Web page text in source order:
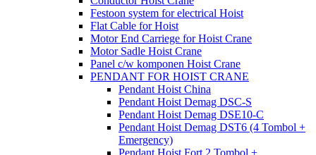
Festoon system for electrical Hoist
Flat Cable for Hoist
Motor End Carriege for Hoist Crane
Motor Sadle Hoist Crane
Panel c/w komponen Hoist Crane
PENDANT FOR HOIST CRANE
Pendant Hoist China
Pendant Hoist Demag DSC-S
Pendant Hoist Demag DSE10-C
Pendant Hoist Demag DST6 (4 Tombol +
Emergency)